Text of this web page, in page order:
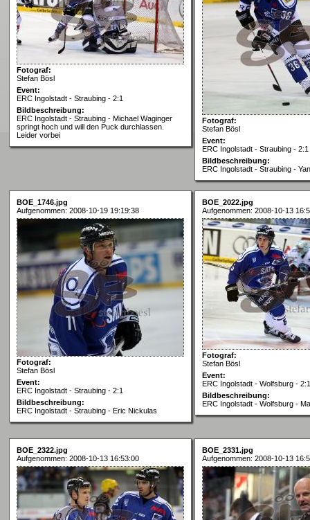
Fotograf:
Stefan Bösl
Event:
ERC Ingolstadt - Straubing - 2:1
Bildbeschreibung:
ERC Ingolstadt - Straubing - Michael Waginger
springt hoch und will den Puck durchlassen.
Leider vorbei
Fotograf:
Stefan Bösl
Event:
ERC Ingolstadt - Straubing - 2:1
Bildbeschreibung:
ERC Ingolstadt - Straubing -
BOE_1746.jpg
Aufgenommen: 2008-10-19 19:19:38
Fotograf:
Stefan Bösl
Event:
ERC Ingolstadt - Straubing - 2:1
Bildbeschreibung:
ERC Ingolstadt - Straubing - Eric Nickulas
BOE_2022.jpg
Aufgenommen: 2008-10-13
Fotograf:
Stefan Bösl
Event:
ERC Ingolstadt - Wolfsburg - 2:1
Bildbeschreibung:
ERC Ingolstadt - Wolfsburg -
BOE_2322.jpg
Aufgenommen: 2008-10-13 16:53:00
BOE_2331.jpg
Aufgenommen: 2008-10-13